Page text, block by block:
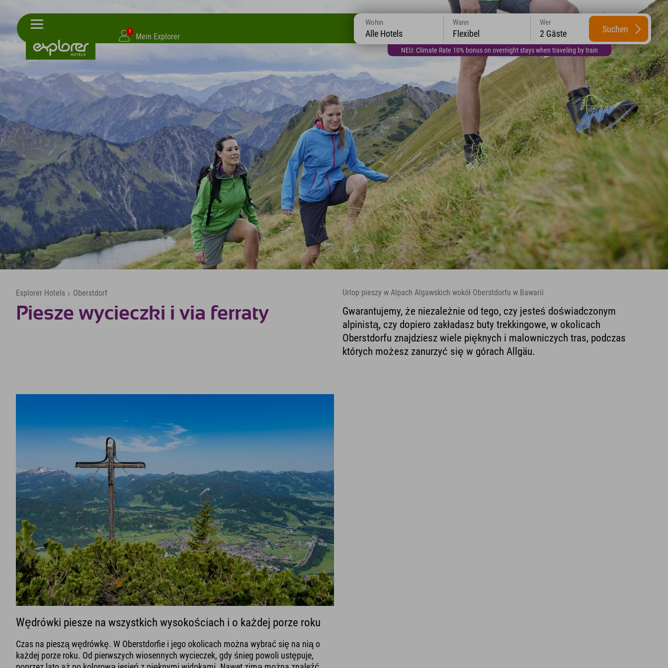
1
Mein Explorer
NEU: Climate Rate 10% bonus on overnight stays when traveling by train
Wohin
Alle Hotels
Wann
Flexibel
Wer
2 Gäste Suchen
Explorer Hotels › Oberstdorf
Piesze wycieczki i via ferraty
Urlop pieszy w Alpach Algawskich wokół Oberstdorfu w Bawarii
Gwarantujemy, że niezależnie od tego, czy jesteś doświadczonym
alpinistą, czy dopiero zakładasz buty trekkingowe, w okolicach
Oberstdorfu znajdziesz wiele pięknych i malowniczych tras, podczas
których możesz zanurzyć się w górach Allgäu.
Wędrówki piesze na wszystkich wysokościach i o każdej porze roku
Czas na pieszą wędrówkę. W Oberstdorfie i jego okolicach można wybrać się na nią o
każdej porze roku. Od pierwszych wiosennych wycieczek, gdy śnieg powoli ustępuje,